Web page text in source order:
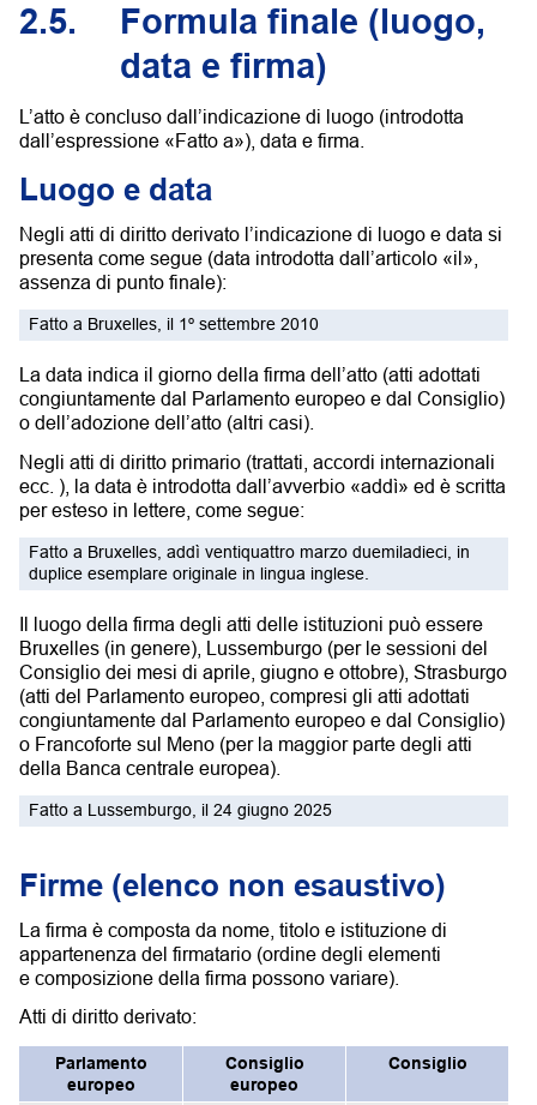
2.5.
Formula finale (luogo,
data e firma)
L’atto è concluso dall’indicazione di luogo (introdotta
dall’espressione «Fatto a»), data e firma.
Luogo e data
Negli atti di diritto derivato l’indicazione di luogo e data si
presenta come segue (data introdotta dall’articolo «il»,
assenza di punto finale):
Fatto a Bruxelles, il 1º settembre 2010
La data indica il giorno della firma dell’atto (atti adottati
congiuntamente dal Parlamento europeo e dal Consiglio)
o dell’adozione dell’atto (altri casi).
Negli atti di diritto primario (trattati, accordi internazionali
ecc. ), la data è introdotta dall’avverbio «addì» ed è scritta
per esteso in lettere, come segue:
Fatto a Bruxelles, addì ventiquattro marzo duemiladieci, in
duplice esemplare originale in lingua inglese.
Il luogo della firma degli atti delle istituzioni può essere
Bruxelles (in genere), Lussemburgo (per le sessioni del
Consiglio dei mesi di aprile, giugno e ottobre), Strasburgo
(atti del Parlamento europeo, compresi gli atti adottati
congiuntamente dal Parlamento europeo e dal Consiglio)
o Francoforte sul Meno (per la maggior parte degli atti
della Banca centrale europea).
Fatto a Lussemburgo, il 24 giugno 2025
Firme (elenco non esaustivo)
La firma è composta da nome, titolo e istituzione di
appartenenza del firmatario (ordine degli elementi
e composizione della firma possono variare).
Atti di diritto derivato:
Parlamento
europeo
Consiglio
europeo
Consiglio